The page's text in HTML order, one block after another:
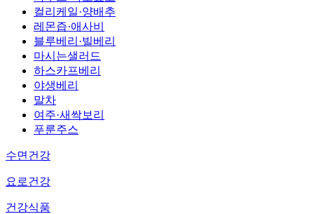
컬리케일·양배추
레몬즙·애사비
블루베리·빌베리
마시는샐러드
하스카프베리
야생베리
말차
여주·새싹보리
푸룬주스
수면건강
요로건강
건강식품